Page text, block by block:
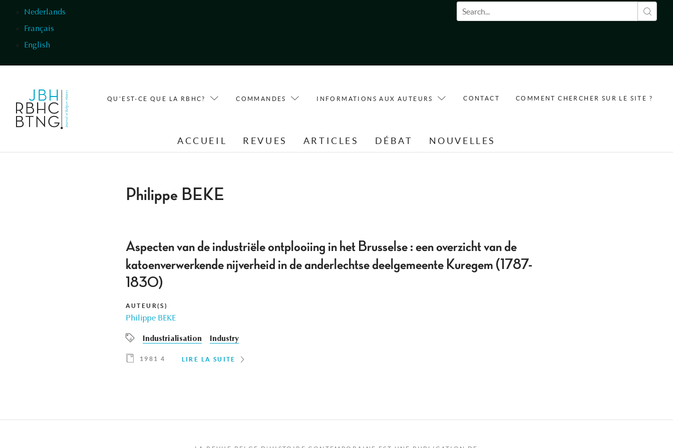
Nederlands
Français
English
Formulaire de recherche
QU'EST-CE QUE LA RBHC? COMMANDES INFORMATIONS AUX AUTEURS CONTACT COMMENT CHERCHER SUR LE SITE ?
ACCUEIL REVUES ARTICLES DÉBAT NOUVELLES
Philippe BEKE
Aspecten van de industriële ontplooiing in het Brusselse : een overzicht van de
katoenverwerkende nijverheid in de anderlechtse deelgemeente Kuregem (1787-
1830)
AUTEUR(S)
Philippe BEKE
Industrialisation Industry
1981 4 LIRE LA SUITE